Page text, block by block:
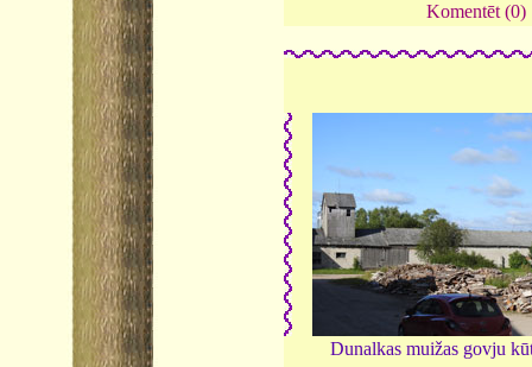
Komentēt (0)
Dunalkas muižas govju